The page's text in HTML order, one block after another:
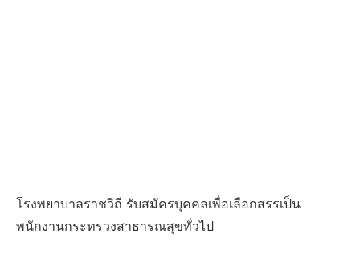
โรงพยาบาลราชวิถี รับสมัครบุคคลเพื่อเลือกสรรเป็น
พนักงานกระทรวงสาธารณสุขทั่วไป